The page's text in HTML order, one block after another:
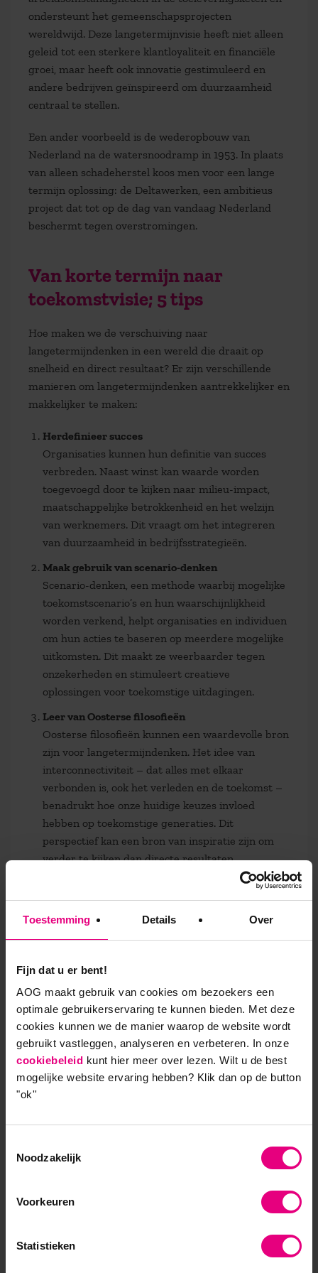
Toestemming Details Over
Fijn dat u er bent!
AOG maakt gebruik van cookies om bezoekers een
optimale gebruikerservaring te kunnen bieden. Met deze
cookies kunnen we de manier waarop de website wordt
gebruikt vastleggen, analyseren en verbeteren. In onze
cookiebeleid kunt hier meer over lezen. Wilt u de best
mogelijke website ervaring hebben? Klik dan op de button
"ok''
Noodzakelijk
Voorkeuren
Statistieken
ondersteunt het gemeenschapsprojecten
wereldwijd. Deze langetermijnvisie heeft niet alleen
geleid tot een sterkere klantloyaliteit en financiële
groei, maar heeft ook innovatie gestimuleerd en
andere bedrijven geïnspireerd om duurzaamheid
centraal te stellen.
Een ander voorbeeld is de wederopbouw van
Nederland na de watersnoodramp in 1953. In plaats
van alleen schadeherstel koos men voor een lange
termijn oplossing: de Deltawerken, een ambitieus
project dat tot op de dag van vandaag Nederland
beschermt tegen overstromingen.
Van korte termijn naar
toekomstvisie; 5 tips
Hoe maken we de verschuiving naar
langetermijndenken in een wereld die draait op
snelheid en direct resultaat? Er zijn verschillende
manieren om langetermijndenken aantrekkelijker en
makkelijker te maken:
Herdefinieer succes
Organisaties kunnen hun definitie van succes
verbreden. Naast winst kan waarde worden
toegevoegd door te kijken naar milieu-impact,
maatschappelijke betrokkenheid en het welzijn
van werknemers. Dit vraagt om het integreren
van duurzaamheid in bedrijfsstrategieën.
Maak gebruik van scenario-denken
Scenario-denken, een methode waarbij mogelijke
toekomstscenario’s en hun waarschijnlijkheid
worden verkend, helpt organisaties en individuen
om hun acties te baseren op meerdere mogelijke
uitkomsten. Dit maakt ze weerbaarder tegen
onzekerheden en stimuleert creatieve
oplossingen voor toekomstige uitdagingen.
Leer van Oosterse filosofieën
Oosterse filosofieën kunnen een waardevolle bron
zijn voor langetermijndenken. Het idee van
interconnectiviteit – dat alles met elkaar
verbonden is, ook het verleden en de toekomst –
benadrukt hoe onze huidige keuzes invloed
hebben op toekomstige generaties. Dit
perspectief kan een bron van inspiratie zijn om
verder te kijken dan directe resultaten.
Individuen kunnen bewuster keuzes maken door
zichzelf regelmatig de vraag te stellen: “Hoe
beïnvloedt dit mijn toekomst of die van anderen?”
op welzijn op lange termijn, zoals investeren in
gezondheid, persoonlijke ontwikkeling of
duurzame producten, helpt om het tij te keren.
Stimuleer toekomstproof organisaties
In 2022 maakte de oprichter van kledingbedrijf
Patagonia bekend dat het zijn eigenaarschap
heeft overgedragen aan non-profitorganisaties
manier wordt alle winst ingezet om
investeert uitsluitend in organisaties die
mens, maatschappij en milieu. Dit soort bedrijven
laten zien dat winst en duurzaamheid hand in
standpunten in en tonen aan dat een focus op